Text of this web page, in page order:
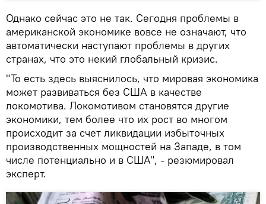
Однако сейчас это не так. Сегодня проблемы в
американской экономике вовсе не означают, что
автоматически наступают проблемы в других
странах, что это некий глобальный кризис.
"То есть здесь выяснилось, что мировая экономика
может развиваться без США в качестве
локомотива. Локомотивом становятся другие
экономики, тем более что их рост во многом
происходит за счет ликвидации избыточных
производственных мощностей на Западе, в том
числе потенциально и в США", - резюмировал
эксперт.